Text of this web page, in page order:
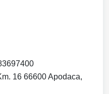
16 66600 Apodaca,